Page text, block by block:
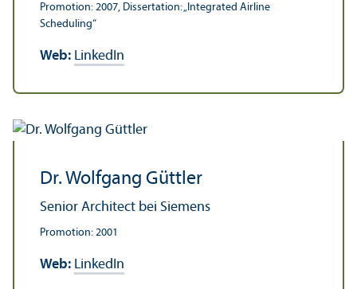
Promotion: 2007, Dissertation: „Integrated Airline
Scheduling“
Web: LinkedIn
Dr. Wolfgang Güttler
Senior Architect bei Siemens
Promotion: 2001
Web: LinkedIn